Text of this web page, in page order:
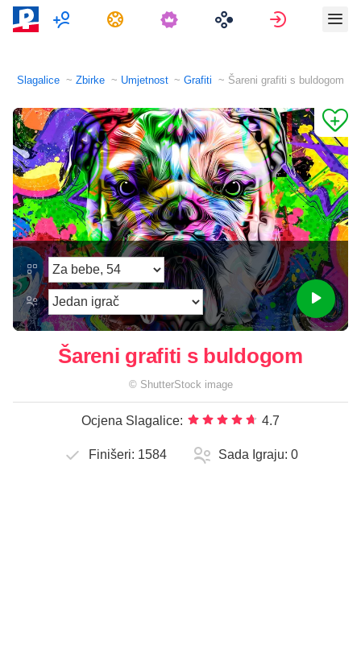
Više Igrača Zadaci Prijava
Slagalice Zbirke Umjetnost Grafiti Šareni grafiti s buldogom
Šareni grafiti s buldogom
© ShutterStock image
Ocjena Slagalice: 4.7
Finišeri: 1584 Sada Igraju: 0